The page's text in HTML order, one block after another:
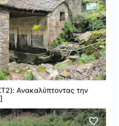
Ανακαλύπτοντας την